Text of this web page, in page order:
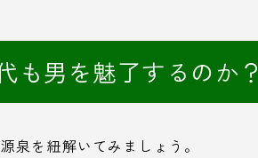
も男を魅了するのか？
泉を紐解いてみましょう。